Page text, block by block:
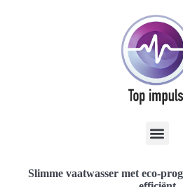
Slimme vaatwasser met eco-